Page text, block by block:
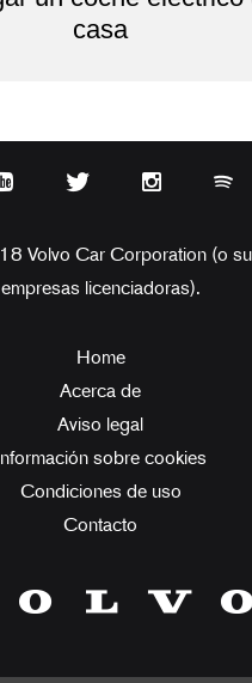
casa
Volvo Car Corporation (o
empresas licenciadoras).
Home
Acerca de
Aviso legal
sobre cookies
Condiciones de uso
Contacto